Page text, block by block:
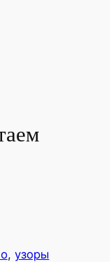
, узоры